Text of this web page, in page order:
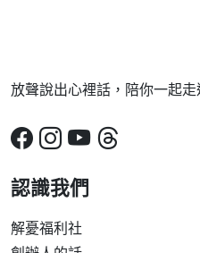
放聲說出心裡話，陪你一起走
認識我們
解憂福利社